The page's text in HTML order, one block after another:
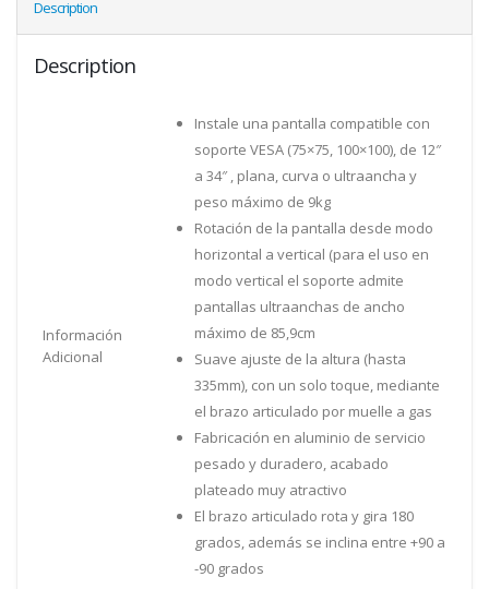
Description
Description
Información
Adicional
Instale una pantalla compatible con
soporte VESA (75×75, 100×100), de 12″
a 34″ , plana, curva o ultraancha y
peso máximo de 9kg
Rotación de la pantalla desde modo
horizontal a vertical (para el uso en
modo vertical el soporte admite
pantallas ultraanchas de ancho
máximo de 85,9cm
Suave ajuste de la altura (hasta
335mm), con un solo toque, mediante
el brazo articulado por muelle a gas
Fabricación en aluminio de servicio
pesado y duradero, acabado
plateado muy atractivo
El brazo articulado rota y gira 180
grados, además se inclina entre +90 a
-90 grados